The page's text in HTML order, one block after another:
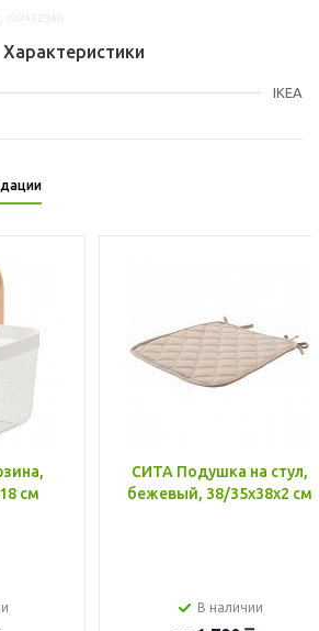
Характеристики
IKEA
см
СИТА Подушка на стул,
бежевый, 38/35x38x2 см
В наличии